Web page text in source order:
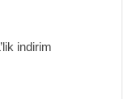
indirim